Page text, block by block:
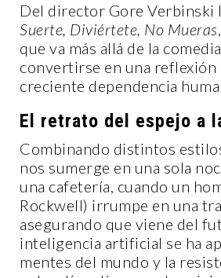
Del director Gore Verbinski
Suerte, Diviértete, No Mueras
que va más allá de la
convertirse en una reflexión
creciente dependencia
El retrato del espejo a
Combinando distintos
nos sumerge en una sola
una cafetería, cuando un
Rockwell) irrumpe en una
asegurando que viene del
inteligencia artificial se ha
mentes del mundo y la